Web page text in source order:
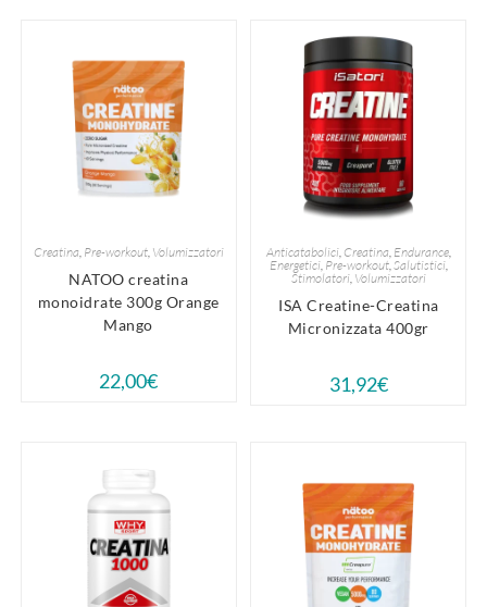
Creatina, Pre-workout, Volumizzatori
NATOO creatina
monoidrate 300g Orange
Mango
22,00€
Anticatabolici, Creatina, Endurance,
Energetici, Pre-workout,Salutistici,
Stimolatori, Volumizzatori
ISA Creatine-Creatina
Micronizzata 400gr
31,92€